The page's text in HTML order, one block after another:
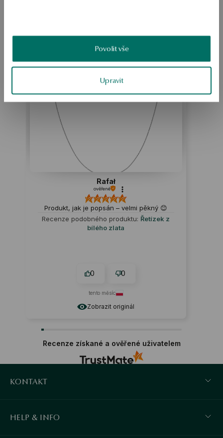
Povolit vše
Upravit
Produkt nemá žádné recenze
Možná by Vás mohly zajímat i jiné produkty
Zobrazit originál
ukázka
Rafał
ověřené
Produkt, jak je popsán – velmi pěkný 😊
Recenze podobného produktu: Řetízek z
bílého zlata
0 0
tento měsíc
Recenze získané a ověřené uživatelem
KONTAKT
HELP & INFO